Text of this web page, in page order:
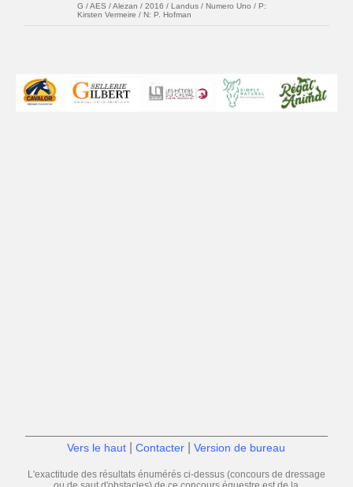
G / AES / Alezan / 2016 / Landus / Numero Uno / P:
Kirsten Vermeire / N: P. Hofman
Vers le haut |Contacter |Version de bureau
L'exactitude des résultats énumérés ci-dessus (concours de dressage